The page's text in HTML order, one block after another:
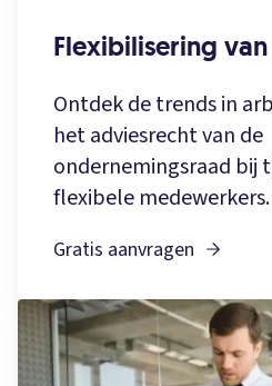
Flexibilisering
Ontdek de trends in
het adviesrecht van de
ondernemingsraad bij
flexibele medewerkers.
Gratis aanvragen